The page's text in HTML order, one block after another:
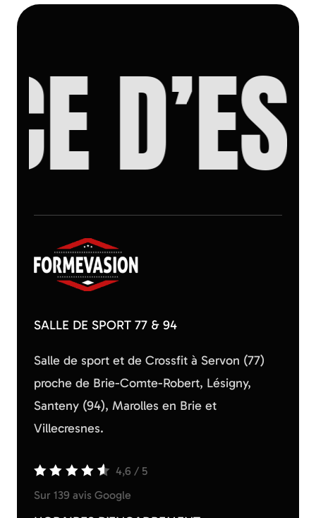
SALLE DE SPORT 77 & 94
Salle de sport et de Crossfit à Servon (77)
proche de Brie-Comte-Robert, Lésigny,
Santeny (94), Marolles en Brie et
Villecresnes.
4,6 / 5
Sur 139 avis Google